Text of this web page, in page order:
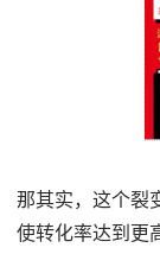
那其实，这个裂
使转化率达到更